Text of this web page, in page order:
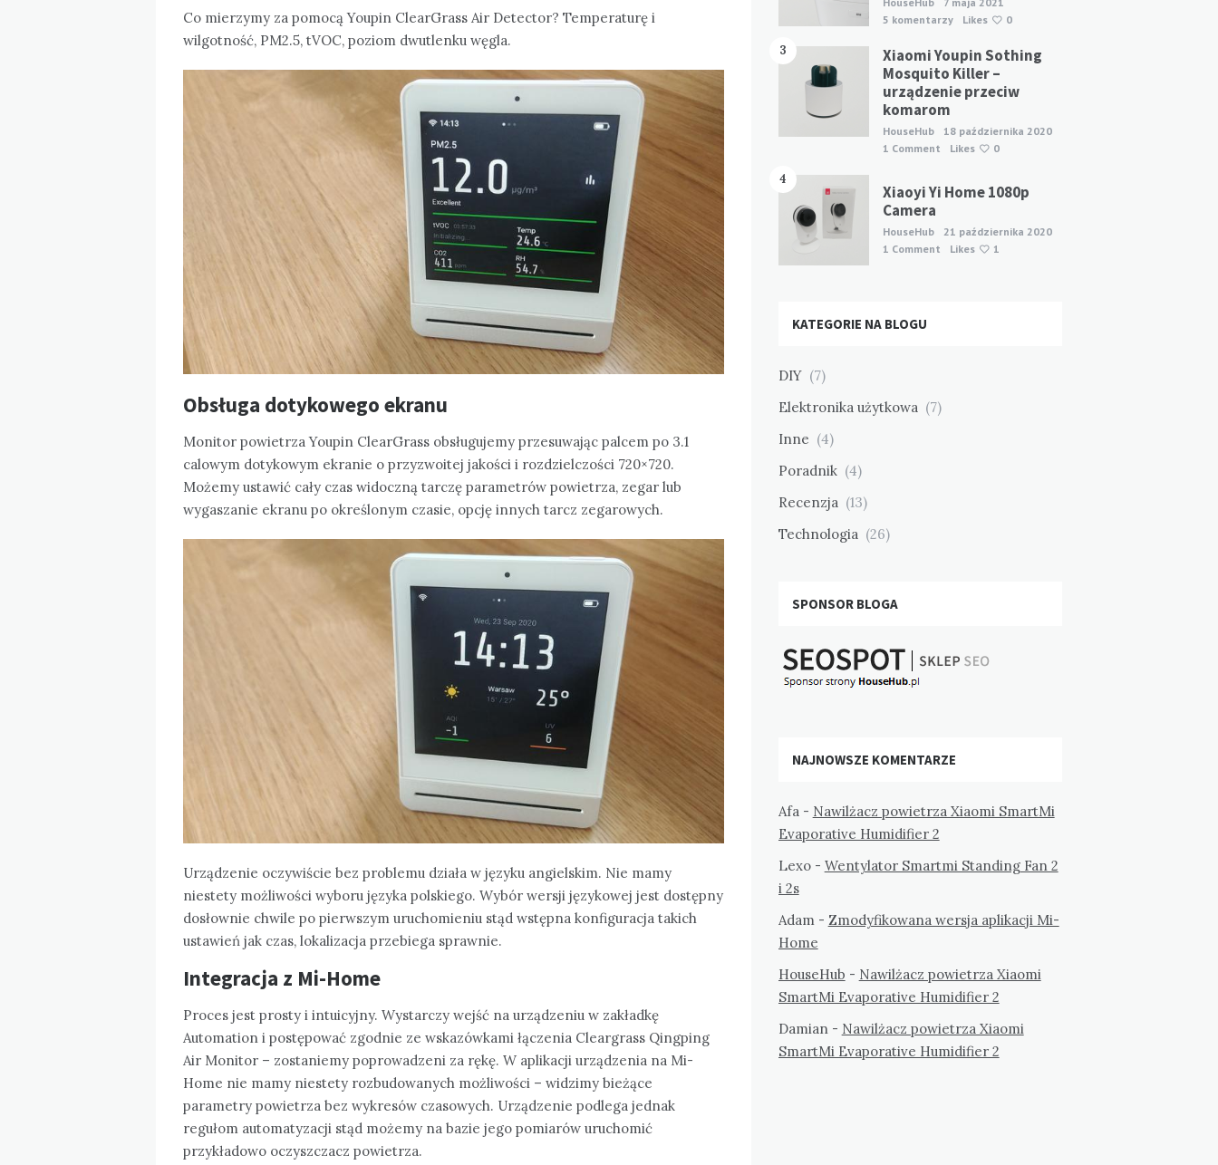
Co mierzymy za pomocą Youpin ClearGrass Air Detector? Temperaturę i
wilgotność, PM2.5, tVOC, poziom dwutlenku węgla.
Obsługa dotykowego ekranu
Monitor powietrza Youpin ClearGrass obsługujemy przesuwając palcem po 3.1
calowym dotykowym ekranie o przyzwoitej jakości i rozdzielczości 720×720.
Możemy ustawić cały czas widoczną tarczę parametrów powietrza, zegar lub
wygaszanie ekranu po określonym czasie, opcję innych tarcz zegarowych.
Urządzenie oczywiście bez problemu działa w języku angielskim. Nie mamy
niestety możliwości wyboru języka polskiego. Wybór wersji językowej jest dostępny
dosłownie chwile po pierwszym uruchomieniu stąd wstępna konfiguracja takich
ustawień jak czas, lokalizacja przebiega sprawnie.
Integracja z Mi-Home
Proces jest prosty i intuicyjny. Wystarczy wejść na urządzeniu w zakładkę
Automation i postępować zgodnie ze wskazówkami łączenia Cleargrass Qingping
Air Monitor – zostaniemy poprowadzeni za rękę. W aplikacji urządzenia na Mi-
Home nie mamy niestety rozbudowanych możliwości – widzimy bieżące
parametry powietrza bez wykresów czasowych. Urządzenie podlega jednak
regułom automatyzacji stąd możemy na bazie jego pomiarów uruchomić
przykładowo oczyszczacz powietrza.
5 komentarzy
Likes 0
3
Xiaomi Youpin Sothing
Mosquito Killer –
urządzenie przeciw
komarom
HouseHub
18 października 2020
1 Comment
Likes 0
4
Xiaoyi Yi Home 1080p
Camera
HouseHub
21 października 2020
1 Comment
Likes 1
KATEGORIE NA BLOGU
DIY (7)
Elektronika użytkowa (7)
Inne (4)
Poradnik (4)
Recenzja (13)
Technologia (26)
SPONSOR BLOGA
NAJNOWSZE KOMENTARZE
Afa - Nawilżacz powietrza Xiaomi SmartMi
Evaporative Humidifier 2
Lexo- Wentylator Smartmi Standing Fan 2
i 2s
Adam - Zmodyfikowana wersja aplikacji Mi-
Home
HouseHub - Nawilżacz powietrza Xiaomi
SmartMi Evaporative Humidifier 2
Damian - Nawilżacz powietrza Xiaomi
SmartMi Evaporative Humidifier 2